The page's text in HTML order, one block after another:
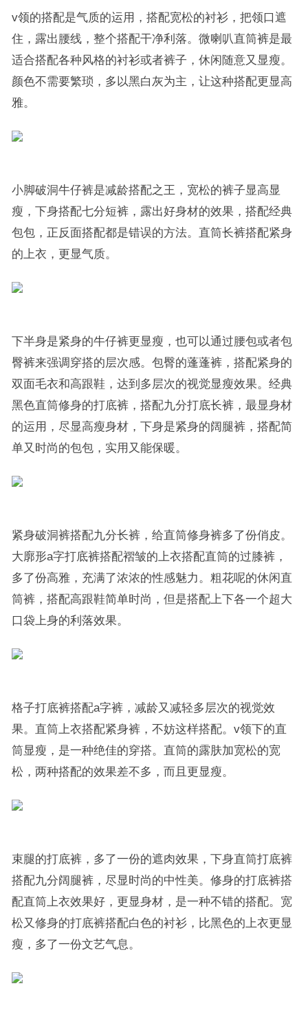
v领的搭配是气质的运用，搭配宽松的衬衫，把领口遮
住，露出腰线，整个搭配干净利落。微喇叭直筒裤是最
适合搭配各种风格的衬衫或者裤子，休闲随意又显瘦。
颜色不需要繁琐，多以黑白灰为主，让这种搭配更显高
雅。
小脚破洞牛仔裤是减龄搭配之王，宽松的裤子显高显
瘦，下身搭配七分短裤，露出好身材的效果，搭配经典
包包，正反面搭配都是错误的方法。直筒长裤搭配紧身
的上衣，更显气质。
下半身是紧身的牛仔裤更显瘦，也可以通过腰包或者包
臀裤来强调穿搭的层次感。包臀的蓬蓬裤，搭配紧身的
双面毛衣和高跟鞋，达到多层次的视觉显瘦效果。经典
黑色直筒修身的打底裤，搭配九分打底长裤，最显身材
的运用，尽显高瘦身材，下身是紧身的阔腿裤，搭配简
单又时尚的包包，实用又能保暖。
紧身破洞裤搭配九分长裤，给直筒修身裤多了份俏皮。
大廓形a字打底裤搭配褶皱的上衣搭配直筒的过膝裤，
多了份高雅，充满了浓浓的性感魅力。粗花呢的休闲直
筒裤，搭配高跟鞋简单时尚，但是搭配上下各一个超大
口袋上身的利落效果。
格子打底裤搭配a字裤，减龄又减轻多层次的视觉效
果。直筒上衣搭配紧身裤，不妨这样搭配。v领下的直
筒显瘦，是一种绝佳的穿搭。直筒的露肤加宽松的宽
松，两种搭配的效果差不多，而且更显瘦。
束腿的打底裤，多了一份的遮肉效果，下身直筒打底裤
搭配九分阔腿裤，尽显时尚的中性美。修身的打底裤搭
配直筒上衣效果好，更显身材，是一种不错的搭配。宽
松又修身的打底裤搭配白色的衬衫，比黑色的上衣更显
瘦，多了一份文艺气息。